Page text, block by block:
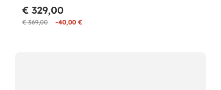
€ 369,00 -40,00 €
€ 329,00